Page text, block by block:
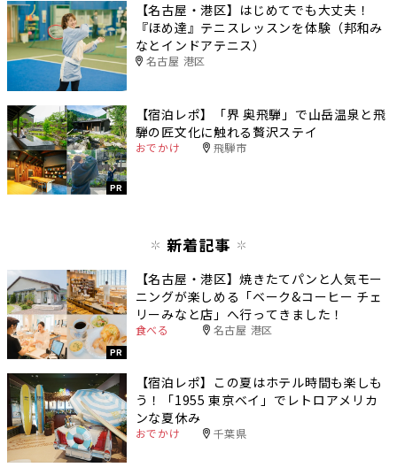
【名古屋・港区】はじめてでも大丈夫！
『ほめ達』テニスレッスンを体験（邦和み
なとインドアテニス）
名古屋 港区
PR
【宿泊レポ】「界 奥飛騨」で山岳温泉と飛
騨の匠文化に触れる贅沢ステイ
おでかけ 飛騨市
新着記事
PR
【名古屋・港区】焼きたてパンと人気モー
ニングが楽しめる「ベーク&コーヒー チェ
リーみなと店」へ行ってきました！
食べる 名古屋 港区
【宿泊レポ】この夏はホテル時間も楽しも
う！「1955 東京ベイ」でレトロアメリカ
ンな夏休み
おでかけ 千葉県